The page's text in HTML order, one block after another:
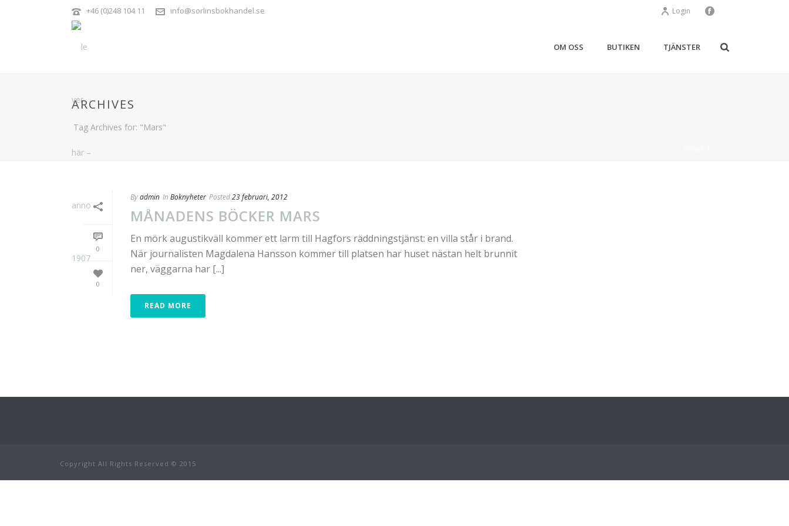
+46 (0)248 104 11 info@sorlinsbokhandel.se Login
OM OSS BUTIKEN TJÄNSTER
ARCHIVES
Tag Archives for: "Mars"
0
0
Byadmin In Boknyheter Posted23 februari, 2012
MÅNADENS BÖCKER MARS
En mörk augustikväll kommer ett larm till Hagfors räddningstjänst: en villa står i brand.
När journalisten Magdalena Hansson kommer till platsen har huset nästan helt brunnit
ner, väggarna har [...]
READ MORE
Copyright All Rights Reserved © 2015